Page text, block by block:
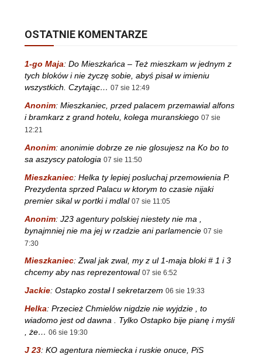
OSTATNIE KOMENTARZE
1-go Maja: Do Mieszkańca – Też mieszkam w jednym z
tych bloków i nie życzę sobie, abyś pisał w imieniu
wszystkich. Czytając… 07 sie 12:49
Anonim: Mieszkaniec, przed palacem przemawial alfons
i bramkarz z grand hotelu, kolega muranskiego 07 sie
12:21
Anonim: anonimie dobrze ze nie glosujesz na Ko bo to
sa aszyscy patologia 07 sie 11:50
Mieszkaniec: Helka ty lepiej posluchaj przemowienia P.
Prezydenta sprzed Palacu w ktorym to czasie nijaki
premier sikal w portki i mdlal 07 sie 11:05
Anonim: J23 agentury polskiej niestety nie ma ,
bynajmniej nie ma jej w rzadzie ani parlamencie 07 sie
7:30
Mieszkaniec:Zwal jak zwal, my z ul 1-maja bloki # 1 i 3
chcemy aby nas reprezentowal 07 sie 6:52
Jackie: Ostapko został I sekretarzem 06 sie 19:33
Helka: Przecież Chmielów nigdzie nie wyjdzie , to
wiadomo jest od dawna . Tylko Ostapko bije pianę i myśli
, że… 06 sie 19:30
J 23: KO agentura niemiecka i ruskie onuce, PiS